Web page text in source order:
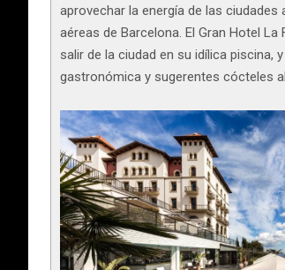
aprovechar la energía de las
aéreas de Barcelona. El Gran Hotel
salir de la ciudad en su idílica piscina,
gastronómica y sugerentes cócteles